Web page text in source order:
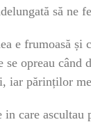
să ne
e frumoasă
se opreau
iar părinților
care